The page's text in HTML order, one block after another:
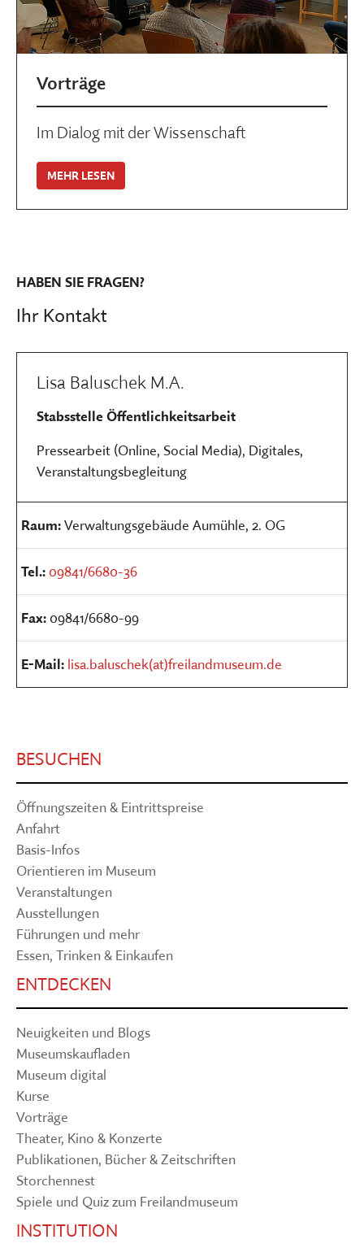
Vorträge
Im Dialog mit der Wissenschaft
MEHR LESEN
Ihr Kontakt
HABEN SIE FRAGEN?
Lisa Baluschek M.A.
Stabsstelle Öffentlichkeitsarbeit
Pressearbeit (Online, Social Media), Digitales,
Veranstaltungsbegleitung
Raum:Verwaltungsgebäude Aumühle, 2. OG
Tel.:09841/6680-36
Fax:09841/6680-99
E-Mail: lisa.baluschek(at)freilandmuseum.de
BESUCHEN
Öffnungszeiten & Eintrittspreise
Anfahrt
Basis-Infos
Orientieren im Museum
Veranstaltungen
Ausstellungen
Führungen und mehr
Essen, Trinken & Einkaufen
ENTDECKEN
Neuigkeiten und Blogs
Museumskaufladen
Museum digital
Kurse
Vorträge
Theater, Kino & Konzerte
Publikationen, Bücher & Zeitschriften
Storchennest
Spiele und Quiz zum Freilandmuseum
INSTITUTION